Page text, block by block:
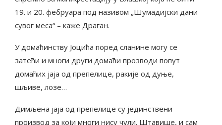
19. и 20. фебруара под називом „Шумадијски дани
сувог меса“ – каже Драган.
У домаћинству Јоцића поред сланине могу се
затећи и многи други домаћи прозводи попут
домаћих јаја од препелице, ракије од дуње,
шљиве, лозе…
Димљена јаја од препелице су јединствени
производ за који многи нису чули. Штавише, и сам